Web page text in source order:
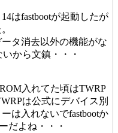
はfastbootが起動したが
タ消去以外の機能がな
から文鎮・・・
入れてた頃はTWRP
は公式にデバイス別
は入れないでfastbootか
だよね・・・